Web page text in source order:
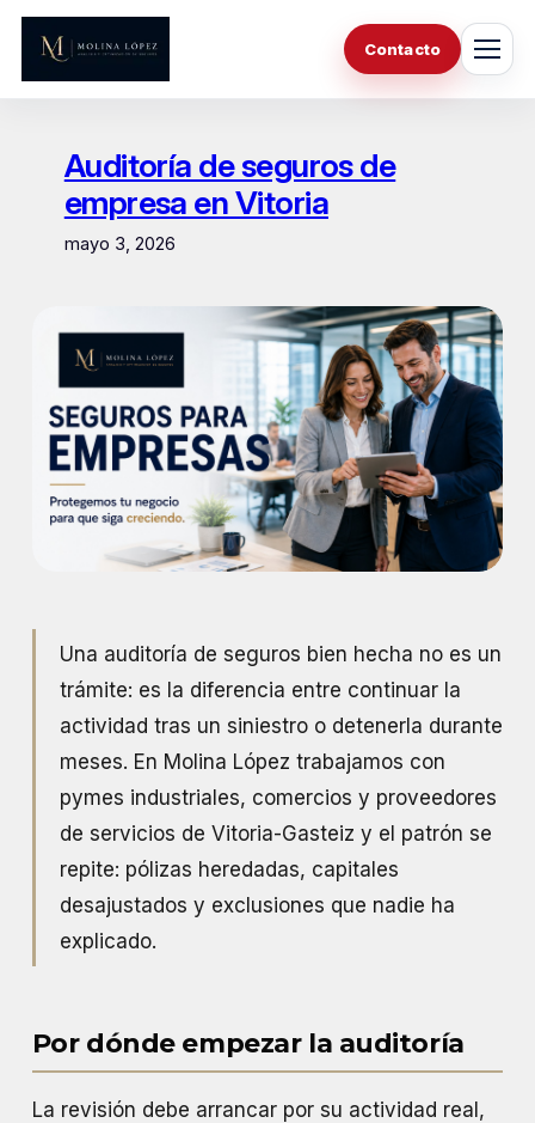
Saltar
contenido
Contacto
Auditoría de seguros de
empresa en Vitoria
mayo 3, 2026
Una auditoría de seguros bien hecha no es un
trámite: es la diferencia entre continuar la
actividad tras un siniestro o detenerla durante
meses. En Molina López trabajamos con
pymes industriales, comercios y proveedores
de servicios de Vitoria-Gasteiz y el patrón se
repite: pólizas heredadas, capitales
desajustados y exclusiones que nadie ha
explicado.
Por dónde empezar la auditoría
La revisión debe arrancar por su actividad real,